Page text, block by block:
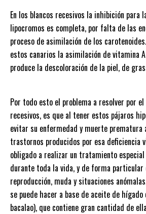
En los blancos recesivos la inhibición para
lipocromos es completa, por falta de las
proceso de asimilación de los
estos canarios la asimilación de vitamina
produce la descoloración de la piel, de
Por todo esto el problema a resolver por
recesivos, es que al tener estos pájaros
evitar su enfermedad y muerte prematura
trastornos producidos por esa deficiencia
obligado a realizar un tratamiento
durante toda la vida, y de forma particular
reproducción, muda y situaciones
se puede hacer a base de aceite de
bacalao), que contiene gran cantidad de